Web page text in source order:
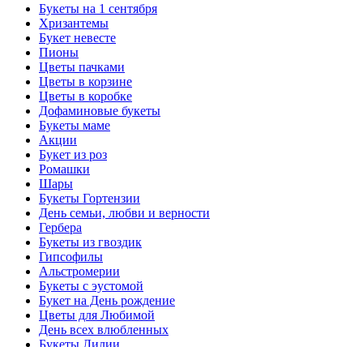
Букеты на 1 сентября
Хризантемы
Букет невесте
Пионы
Цветы пачками
Цветы в корзине
Цветы в коробке
Дофаминовые букеты
Букеты маме
Акции
Букет из роз
Ромашки
Шары
Букеты Гортензии
День семьи, любви и верности
Гербера
Букеты из гвоздик
Гипсофилы
Альстромерии
Букеты с эустомой
Букет на День рождение
Цветы для Любимой
День всех влюбленных
Букеты Лилии